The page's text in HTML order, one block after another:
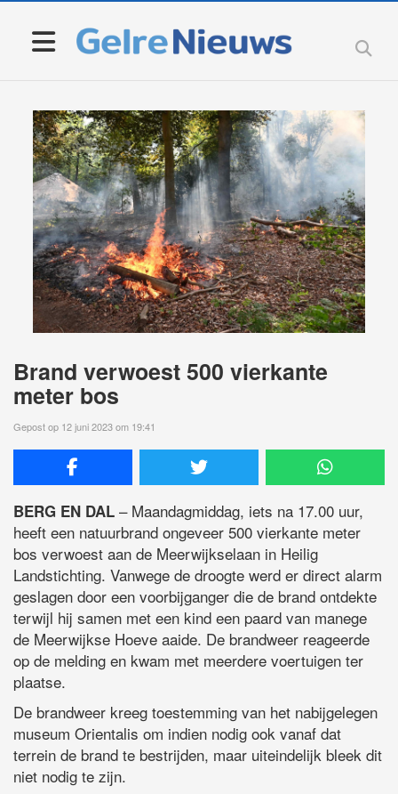
Brand verwoest 500 vierkante
meter bos
Gepost op 12 juni 2023 om 19:41
BERG EN DAL – Maandagmiddag, iets na 17.00 uur,
heeft een natuurbrand ongeveer 500 vierkante meter
bos verwoest aan de Meerwijkselaan in Heilig
Landstichting. Vanwege de droogte werd er direct alarm
geslagen door een voorbijganger die de brand ontdekte
terwijl hij samen met een kind een paard van manege
de Meerwijkse Hoeve aaide. De brandweer reageerde
op de melding en kwam met meerdere voertuigen ter
plaatse.
De brandweer kreeg toestemming van het nabijgelegen
museum Orientalis om indien nodig ook vanaf dat
terrein de brand te bestrijden, maar uiteindelijk bleek dit
niet nodig te zijn.